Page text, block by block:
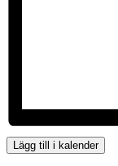
Lägg till i kalender